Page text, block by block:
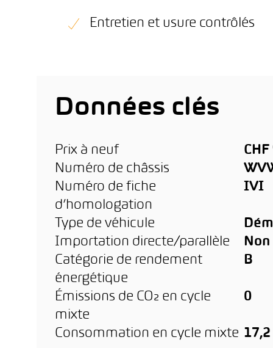
Entretien et usure contrôlés
Données clés
Prix à neuf
CHF
Numéro de châssis
Numéro de fiche
d’homologation
IVI
Type de véhicule
Importation directe/parallèle
Non
Catégorie de rendement
énergétique
B
Émissions de CO₂ en cycle
mixte
0
Consommation en cycle mixte